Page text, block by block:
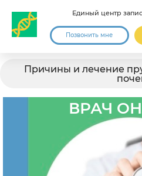
Единый центр
Позвонить мне
Причины и лечение
ВРАЧ